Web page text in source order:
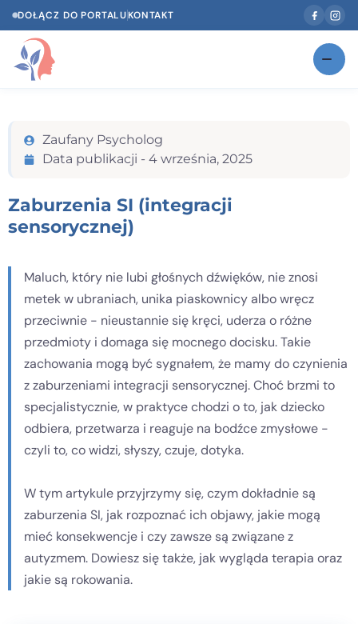
DOŁĄCZ DO PORTALUKONTAKT
GabinetyNOWOŚĆ
Według specjalizacji
Psycholog w Twoim języku
Testy psychologiczne
Dawka wiedzy
Dla specjalistów
Kontakt
Dołącz do portalu
Zaufany Psycholog
Data publikacji - 4 września, 2025
Zaburzenia SI (integracji
sensorycznej)
Maluch, który nie lubi głośnych dźwięków, nie znosi
metek w ubraniach, unika piaskownicy albo wręcz
przeciwnie - nieustannie się kręci, uderza o różne
przedmioty i domaga się mocnego docisku. Takie
zachowania mogą być sygnałem, że mamy do czynienia
z zaburzeniami integracji sensorycznej. Choć brzmi to
specjalistycznie, w praktyce chodzi o to, jak dziecko
odbiera, przetwarza i reaguje na bodźce zmysłowe -
czyli to, co widzi, słyszy, czuje, dotyka.
W tym artykule przyjrzymy się, czym dokładnie są
zaburzenia SI, jak rozpoznać ich objawy, jakie mogą
mieć konsekwencje i czy zawsze są związane z
autyzmem. Dowiesz się także, jak wygląda terapia oraz
jakie są rokowania.